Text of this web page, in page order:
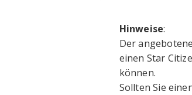
Hinweise:
Der
einen Star
können.
Sollten Sie